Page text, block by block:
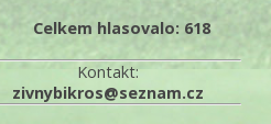
Celkem hlasovalo: 618
Kontakt:
zivnybikros@seznam.cz